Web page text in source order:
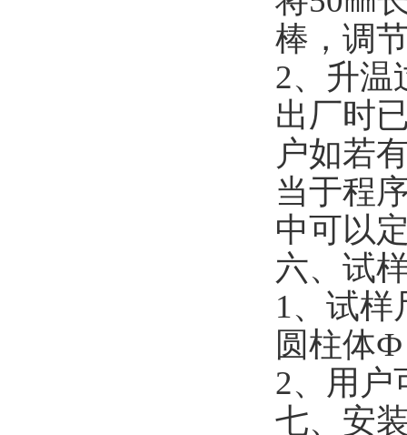
棒，调
2、升温
出厂时
户如若
当于程
中可以
六、试
1、试样
圆柱体Ф
2、用户
七、安